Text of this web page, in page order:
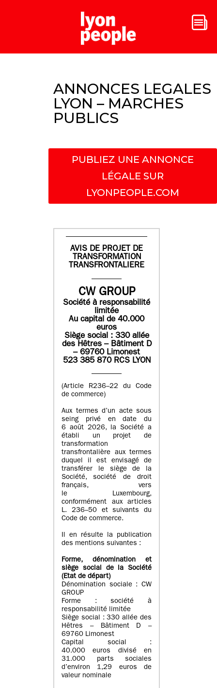
ANNONCES LEGALES
LYON – MARCHES
PUBLICS
PUBLIEZ UNE ANNONCE
LÉGALE SUR
LYONPEOPLE.COM
AVIS DE PROJET DE
TRANSFORMATION
TRANSFRONTALIERE
CW GROUP
Société à responsabilité
limitée
Au capital de 40.000
euros
Siège social : 330 allée
des Hêtres – Bâtiment D
– 69760 Limonest
523 385 870 RCS LYON
(Article R236–22 du Code
de commerce)
Aux termes d’un acte sous
seing privé en date du
6 août 2026, la Société a
établi un projet de
transformation
transfrontalière aux termes
duquel il est envisagé de
transférer le siège de la
Société, société de droit
français, vers
le Luxembourg,
conformément aux articles
L. 236–50 et suivants du
Code de commerce.
Il en résulte la publication
des mentions suivantes :
Forme, dénomination et
siège social de la Société
(Etatde départ)
Dénomination sociale : CW
GROUP
Forme : société à
responsabilité limitée
Siège social : 330 allée des
Hêtres – Bâtiment D –
69760 Limonest
Capital social :
40.000 euros divisé en
31.000 parts sociales
d’environ 1,29 euros de
valeur nominale